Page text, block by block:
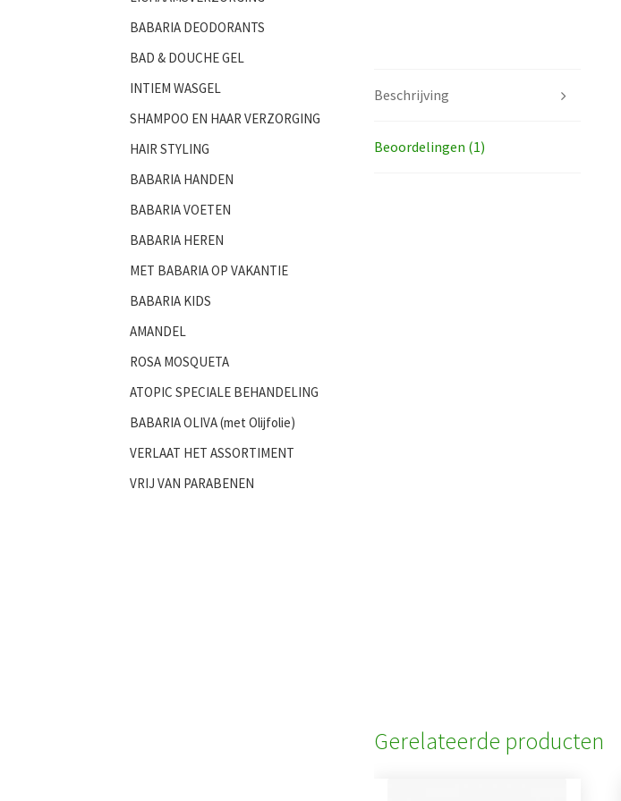
Beschrijving
Beoordelingen (1)
Gerelateerde producten
BABARIA DEODORANTS
BAD & DOUCHE GEL
INTIEM WASGEL
SHAMPOO EN HAAR VERZORGING
HAIR STYLING
BABARIA HANDEN
BABARIA VOETEN
BABARIA HEREN
MET BABARIA OP VAKANTIE
BABARIA KIDS
AMANDEL
ROSA MOSQUETA
ATOPIC SPECIALE BEHANDELING
BABARIA OLIVA (met Olijfolie)
VERLAAT HET ASSORTIMENT
VRIJ VAN PARABENEN